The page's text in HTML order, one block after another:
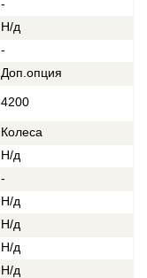
-
Н/д
-
Доп.опция
4200
Колеса
Н/д
-
Н/д
Н/д
Н/д
Н/д